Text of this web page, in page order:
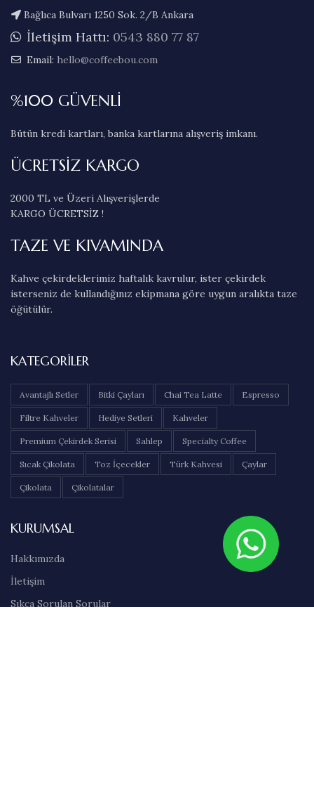
Bağlıca Bulvarı 1250 Sok. 2/B Ankara
İletişim Hattı: 0543 880 77 87
Email: hello@coffeebou.com
%100 GÜVENLİ
Bütün kredi kartları, banka kartlarına alışveriş imkanı.
ÜCRETSİZ KARGO
2000 TL ve Üzeri Alışverişlerde
KARGO ÜCRETSİZ !
TAZE VE KIVAMINDA
Kahve çekirdeklerimiz haftalık kavrulur, ister çekirdek
isterseniz de kullandığınız ekipmana göre uygun aralıkta taze
öğütülür.
KATEGORILER
Avantajlı Setler Bitki Çayları Chai Tea Latte Espresso
Filtre Kahveler Hediye Setleri Kahveler
Premium Çekirdek Serisi Sahlep Specialty Coffee
Sıcak Çikolata Toz İçecekler Türk Kahvesi Çaylar
Çikolata Çikolatalar
KURUMSAL
Hakkımızda
İletişim
Sıkça Sorulan Sorular